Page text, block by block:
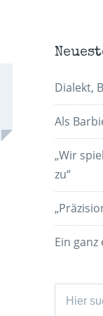
Dialekt,
Als
„Wir
zu“
Ein
Suchen